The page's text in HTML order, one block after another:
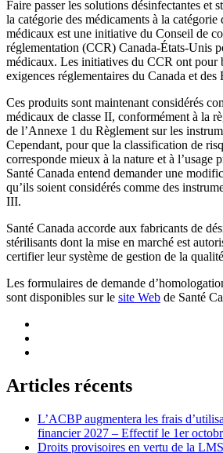
Faire passer les solutions désinfectantes et
la catégorie des médicaments à la catégorie
médicaux est une initiative du Conseil de
réglementation (CCR) Canada-États-Unis
médicaux. Les initiatives du CCR ont pour
exigences réglementaires du Canada et des
Ces produits sont maintenant considérés
médicaux de classe II, conformément à la
de l’Annexe 1 du Règlement sur les
Cependant, pour que la classification de
corresponde mieux à la nature et à l’usage
Santé Canada entend demander une
qu’ils soient considérés comme des
III.
Santé Canada accorde aux fabricants de
stérilisants dont la mise en marché est
certifier leur système de gestion de la
Les formulaires de demande
sont disponibles sur le site Web de Santé
Articles récents
L’ACBP augmentera les frais
financier 2027 – Effectif le 1er
Droits provisoires en vertu de la